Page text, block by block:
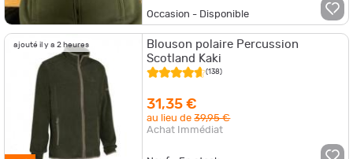
Occasion - Disponible
ajouté il y a 2 heures
Blouson polaire Percussion
Scotland Kaki
(138)
31,35 €
au lieu de39,95 €
Achat Immédiat